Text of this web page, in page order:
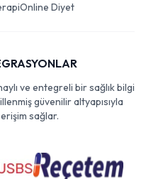
Online Diyet
ve entegreli bir sağlık bilgi
güvenilir altyapısıyla
sağlar.